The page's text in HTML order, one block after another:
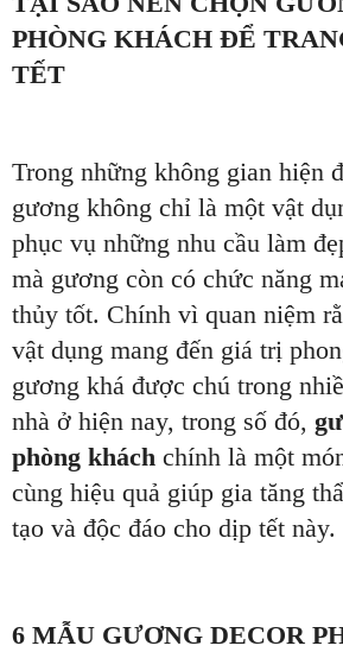
PHÒNG KHÁCH ĐỂ
TẾT
Trong những không gian hiện
gương không chỉ là một vật
phục vụ những nhu cầu làm
mà gương còn có chức năng
thủy tốt. Chính vì quan niệm
vật dụng mang đến giá trị
gương khá được chú trong
nhà ở hiện nay, trong số đó,
phòng khách chính là một
cùng hiệu quả giúp gia tăng
tạo và độc đáo cho dịp tết này.
6 MẪU GƯƠNG DECOR